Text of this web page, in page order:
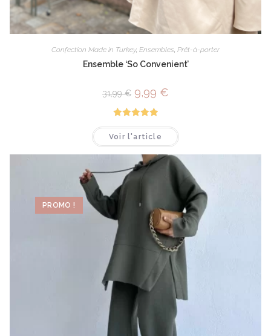
Confection Made in Turkey, Ensembles, Prêt-à-porter
Ensemble ‘So Convenient’
31,99€ 9,99 €
Note5.00
sur 5
Voir l'article
PROMO !